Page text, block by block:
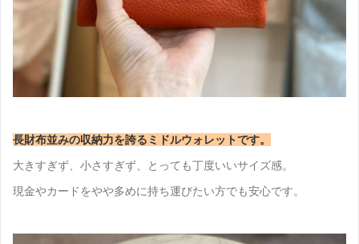
長財布並みの収納力を誇るミドルウォレットです。
大きすぎず、小さすぎず、とっても丁度いいサイズ感。
現金やカードをやや多めに持ち運びたい方でも安心です。